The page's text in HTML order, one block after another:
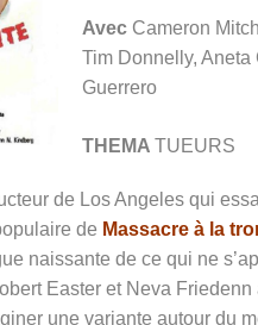
Avec Cameron
Tim Donnelly,
Guerrero
THEMA TUEURS
de Los Angeles qui
de Massacre à la
naissante de ce qui ne
Easter et Neva
une variante autour du